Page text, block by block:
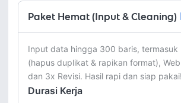
Paket Hemat (Input & Cleaning)
Input data hingga 300 baris, termasuk
(hapus duplikat & rapikan format),
dan 3x Revisi. Hasil rapi dan siap pakai!
Durasi Kerja